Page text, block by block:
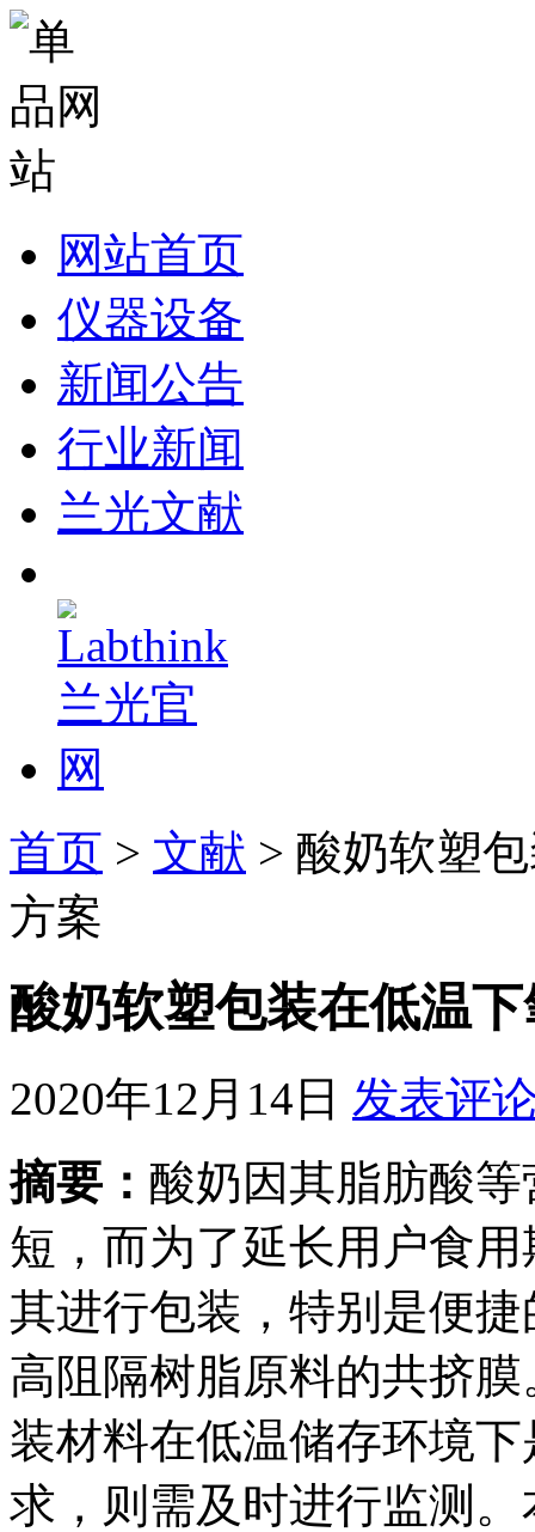
网站首页
仪器设备
新闻公告
行业新闻
兰光文献
首页 > 文献 > 酸奶软塑
方案
酸奶软塑包装在低温
2020年12月14日 发表评
摘要： 酸奶因其脂肪酸
短，而为了延长用户食
其进行包装，特别是便
高阻隔树脂原料的共挤
装材料在低温储存环境
求，则需及时进行监测